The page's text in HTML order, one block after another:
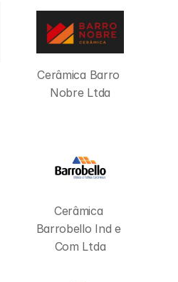
Cerâmica Barro
Nobre Ltda
Cerâmica
Barrobello Ind e
Com Ltda